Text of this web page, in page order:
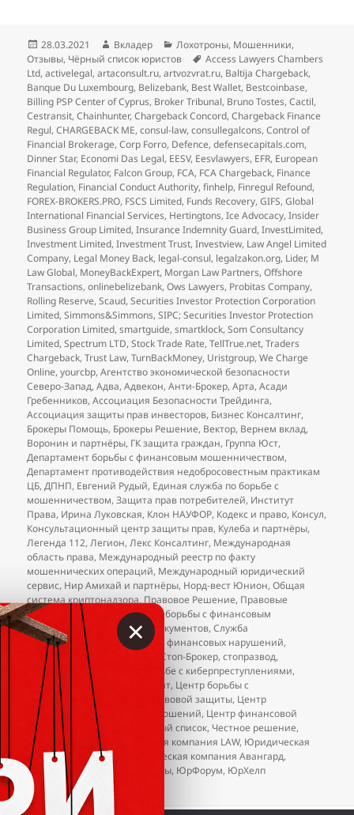
Опубликовано
28.03.2021 Автор
Вкладер Рубрики
Лохотроны, Мошенники,
Отзывы, Чёрный список юристов Метки
Access Lawyers Chambers
Ltd,activelegal,artaconsult.ru,artvozvrat.ru, Baltija Chargeback,
Banque Du Luxembourg, Belizebank, Best Wallet, Bestcoinbase,
Billing PSP Center of Cyprus, Broker Tribunal, Bruno Tostes,Cactil,
Cestransit,Chainhunter,Chargeback Concord,Chargeback Finance
Regul,CHARGEBACK ME,consul-law,consullegalcons,Control of
Financial Brokerage,Corp Forro, Defence,defensecapitals.com,
Dinner Star, Economi Das Legal, EESV, Eesvlawyers, EFR, European
Financial Regulator, Falcon Group, FCA, FCA Chargeback, Finance
Regulation, Financial Conduct Authority,finhelp, Finregul Refound,
FOREX-BROKERS.PRO, FSCS Limited, Funds Recovery,GIFS,Global
International Financial Services, Hertingtons,Ice Advocacy,Insider
Business Group Limited,Insurance Indemnity Guard,InvestLimited,
Investment Limited,Investment Trust,Investview, Law Angel Limited
Company, Legal Money Back, legal-consul, legalzakon.org, Lider, M
Law Global, MoneyBackExpert, Morgan Law Partners,Offshore
Transactions,onlinebelizebank,Ows Lawyers, Probitas Company,
Rolling Reserve,Scaud,Securities Investor Protection Corporation
Limited,Simmons&Simmons,SIPC; Securities Investor Protection
Corporation Limited,smartguide,smartklock,Som Consultancy
Limited,Spectrum LTD,Stock Trade Rate,TellTrue.net,Traders
Chargeback,Trust Law,TurnBackMoney, Uristgroup,We Charge
Online,yourcbp,Агентство экономической безопасности
Северо-Запад,Адва,Адвекон,Анти-Брокер,Арта,Асади
Гребенников,Ассоциация Безопасности Трейдинга,
Ассоциация защиты прав инвесторов, Бизнес Консалтинг,
Брокеры Помощь, Брокеры Решение, Вектор, Вернем вклад,
Воронин и партнёры, ГК защита граждан, Группа Юст,
Департамент борьбы с финансовым мошенничеством,
Департамент противодействия недобросовестным практикам
ЦБ,ДПНП, Евгений Рудый, Единая служба по борьбе с
мошенничеством,Защита прав потребителей, Институт
Права, Ирина Луковская, Клон НАУФОР, Кодекс и право, Консул,
Консультационный центр защиты прав, Кулеба и партнёры,
Легенда 112,Легион,Лекс Консалтинг, Международная
область права, Международный реестр по факту
мошеннических операций, Международный юридический
сервис, Нир Амихай и партнёры, Норд-вест Юнион,Общая
система криптонадзора,Правовое Решение, Правовые
решения
Ростправо,Служба борьбы с финансовым
мошенничеством
Служба документов,Служба
противодействия и контроля финансовых нарушений,
Стандарт Реал
Стоп-Брокер,стопразвод,
Федеральный проект по борьбе с киберпреступлениями,
Фемида
Финансовый возврат, Центр борьбы с
мошенничеством
Центр правовой защиты, Центр
регулирования торговых отношений, Центр финансовой
защиты
ЦРОФР чёрный список, Честное решение,
Юлия Дальман, Юридическая компания LAW, Юридическая
компания «Консул»
Юридическая компания Авангард,
Юринформ,юристы-аферисты, ЮрФорум, ЮрХелп
2 комментарияк записи
×